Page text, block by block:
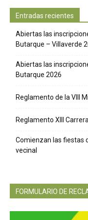
Entradas recientes
Abiertas las
Butarque – Villaverde
Abiertas las
Butarque 2026
Reglamento de la VIII
Reglamento XIII
Comienzan las fiestas
vecinal
FORMULARIO DE